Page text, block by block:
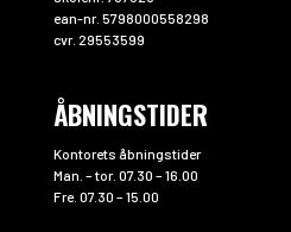
ean-nr. 5798000558298
cvr. 29553599
ÅBNINGSTIDER
Kontorets åbningstider
Man. – tor. 07.30 – 16.00
Fre. 07.30 – 15.00